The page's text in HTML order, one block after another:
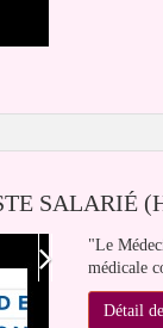
SALARIÉ
"Le
médicale
Détail